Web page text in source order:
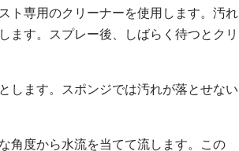
ト専用のクリーナーを使用します。汚れ
ます。スプレー後、しばらく待つとクリ
します。スポンジでは汚れが落とせない
角度から水流を当てて流します。この